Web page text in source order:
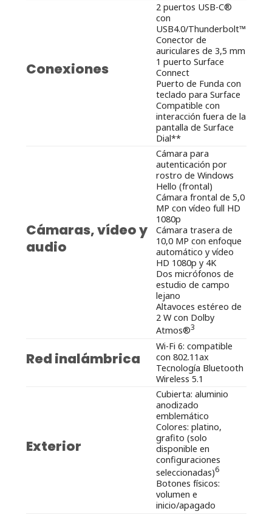
Conexiones
2 puertos USB-C®
con
USB4.0/Thunderbolt™
Conector de
auriculares de 3,5 mm
1 puerto Surface
Connect
Puerto de Funda con
teclado para Surface
Compatible con
interacción fuera de la
pantalla de Surface
Dial**
Cámaras, vídeo y
audio
Cámara para
autenticación por
rostro de Windows
Hello (frontal)
Cámara frontal de 5,0
MP con vídeo full HD
1080p
Cámara trasera de
10,0 MP con enfoque
automático y vídeo
HD 1080p y 4K
Dos micrófonos de
estudio de campo
lejano
Altavoces estéreo de
2 W con Dolby
Atmos®3
Red inalámbrica
Wi-Fi 6: compatible
con 802.11ax
Tecnología Bluetooth
Wireless 5.1
Exterior
Cubierta: aluminio
anodizado
emblemático
Colores: platino,
grafito (solo
disponible en
configuraciones
seleccionadas)6
Botones físicos:
volumen e
inicio/apagado